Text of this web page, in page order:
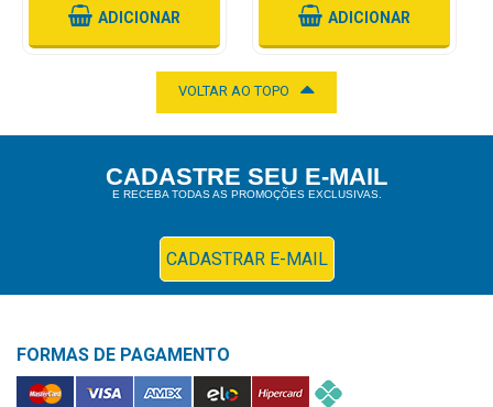
Dermocosméticos
e
Monitores
ADICIONAR ADICIONAR
VOLTAR AO TOPO
CADASTRE SEU E-MAIL
E RECEBA TODAS AS PROMOÇÕES EXCLUSIVAS.
CADASTRAR E-MAIL
FORMAS DE PAGAMENTO